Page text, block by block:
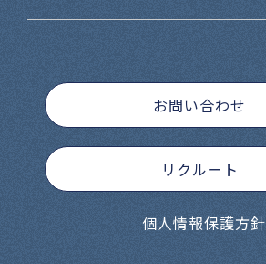
お問い合わせ
リクルート
個人情報保護方針